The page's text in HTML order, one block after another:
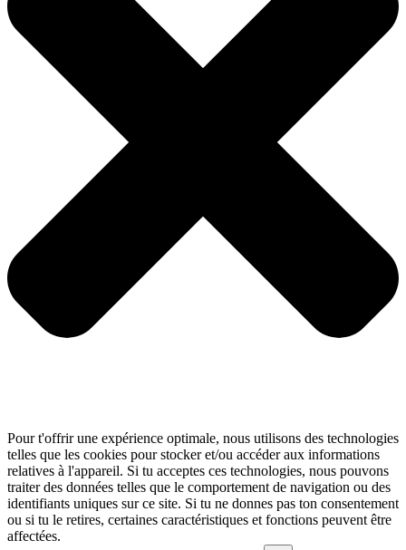
Pour t'offrir une expérience optimale, nous utilisons des technologies
telles que les cookies pour stocker et/ou accéder aux informations
relatives à l'appareil. Si tu acceptes ces technologies, nous pouvons
traiter des données telles que le comportement de navigation ou des
identifiants uniques sur ce site. Si tu ne donnes pas ton consentement
ou si tu le retires, certaines caractéristiques et fonctions peuvent être
affectées.